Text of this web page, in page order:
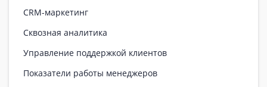
CRM-маркетинг
Сквозная аналитика
Управление поддержкой клиентов
Показатели работы менеджеров